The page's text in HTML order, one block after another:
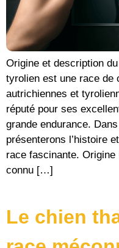
Origine et description
tyrolien est une race de
autrichiennes et
réputé pour ses
grande endurance.
présenterons l’histoire
race fascinante.
connu […]
Le chien